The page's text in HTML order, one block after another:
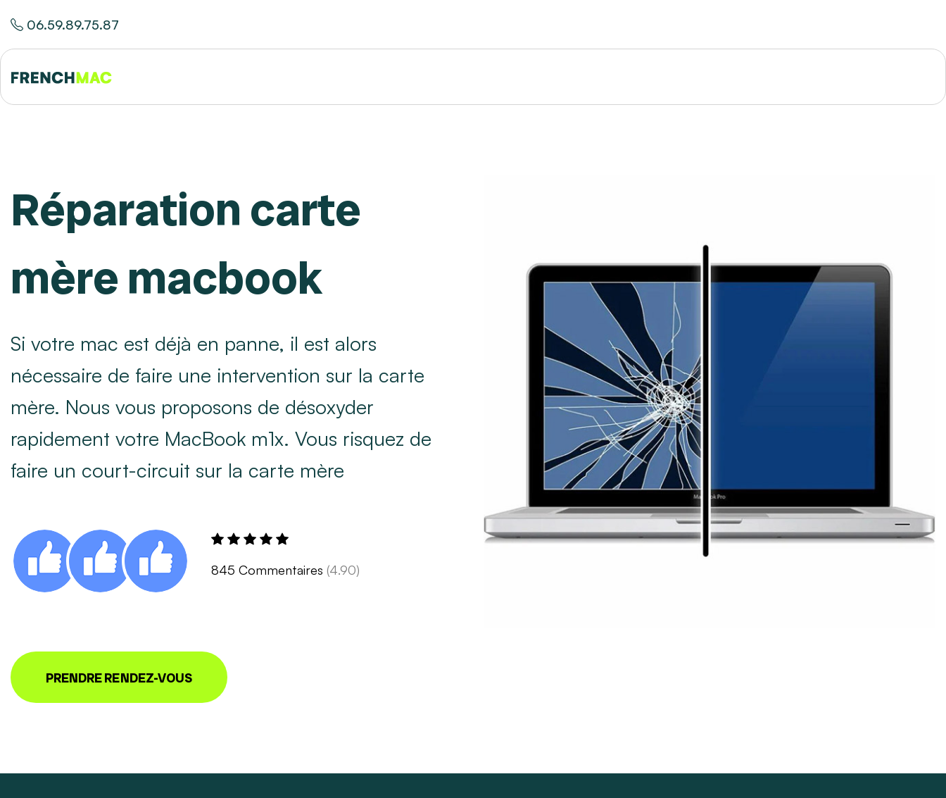
06.59.89.75.87
Réparation carte
mère macbook
Si votre mac est déjà en panne, il est alors
nécessaire de faire une intervention sur la carte
mère. Nous vous proposons de désoxyder
rapidement votre MacBook m1x. Vous risquez de
faire un court-circuit sur la carte mère
845 Commentaires (4.90)
PRENDRE RENDEZ-VOUS